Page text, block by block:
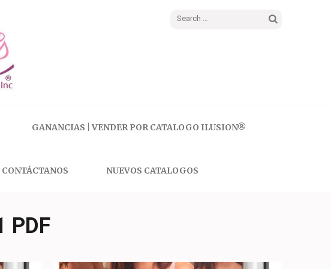
Search
GANANCIAS | VENDER POR CATALOGO ILUSION®
CONTÁCTANOS NUEVOS CATALOGOS
PDF